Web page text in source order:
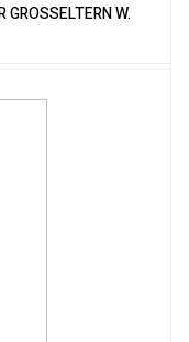
W. U